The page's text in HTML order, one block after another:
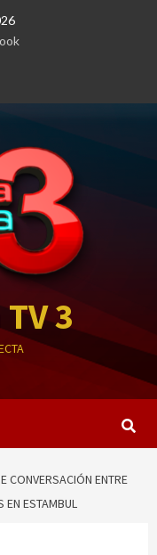
3
CONVERSACIÓN ENTRE
EN ESTAMBUL